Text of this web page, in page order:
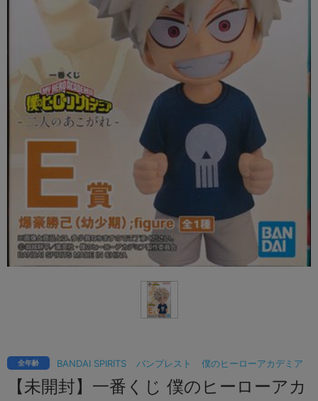
BANDAI SPIRITS バンプレスト 僕のヒーローアカデミア
全年齢
【未開封】一番くじ 僕のヒーローアカ